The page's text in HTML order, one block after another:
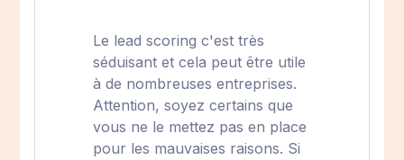
Le lead scoring c'est très
séduisant et cela peut être utile
à de nombreuses entreprises.
Attention, soyez certains que
vous ne le mettez pas en place
pour les mauvaises raisons. Si